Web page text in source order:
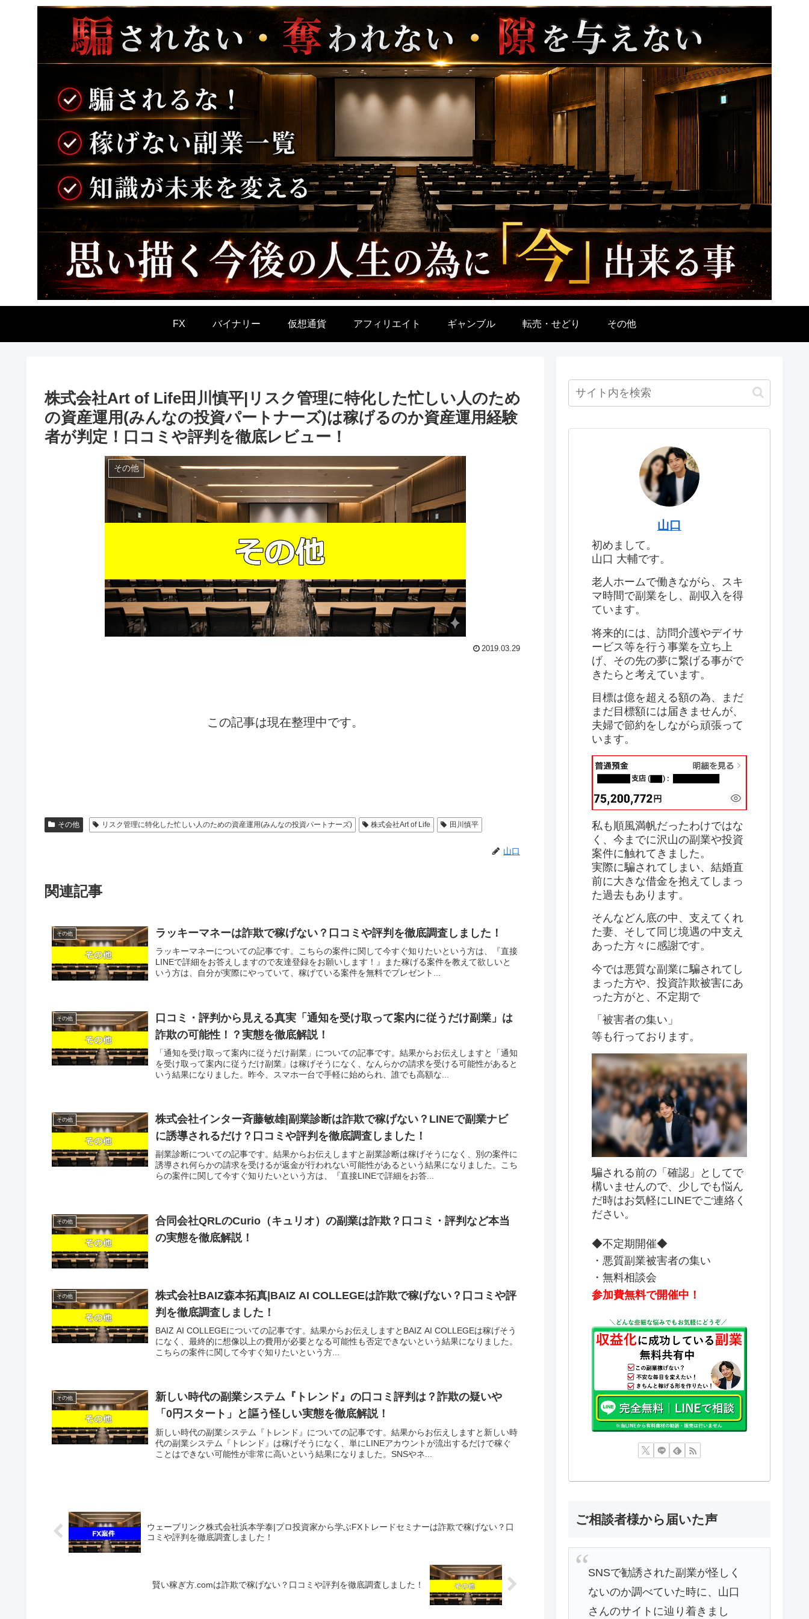
FX バイナリー 仮想通貨 アフィリエイト ギャンブル 転売・せどり その他
株式会社Art of Life田川慎平|リスク管理に特化した忙しい人のため
の資産運用(みんなの投資パートナーズ)は稼げるのか資産運用経験
者が判定！口コミや評判を徹底レビュー！
その他
2019.03.29
この記事は現在整理中です。
その他 リスク管理に特化した忙しい人のための資産運用(みんなの投資パートナーズ) 株式会社Art of Life 田川慎平
山口
関連記事
その他 ラッキーマネーは詐欺で稼げない？口コミや評判を徹底調査しました！
ラッキーマネーについての記事です。こちらの案件に関して今すぐ知りたいという方は、『直接
LINEで詳細をお答えしますので友達登録をお願いします！』また稼げる案件を教えて欲しいと
いう方は、自分が実際にやっていて、稼げている案件を無料でプレゼント...
その他
口コミ・評判から見える真実「通知を受け取って案内に従うだけ副業」は
詐欺の可能性！？実態を徹底解説！
「通知を受け取って案内に従うだけ副業」についての記事です。結果からお伝えしますと「通知
を受け取って案内に従うだけ副業」は稼げそうになく、なんらかの請求を受ける可能性があると
いう結果になりました。昨今、スマホ一台で手軽に始められ、誰でも高額な...
その他
株式会社インター斉藤敏雄|副業診断は詐欺で稼げない？LINEで副業ナビ
に誘導されるだけ？口コミや評判を徹底調査しました！
副業診断についての記事です。結果からお伝えしますと副業診断は稼げそうになく、別の案件に
誘導され何らかの請求を受けるが返金が行われない可能性があるという結果になりました。こち
らの案件に関して今すぐ知りたいという方は、『直接LINEで詳細をお答...
その他
合同会社QRLのCurio（キュリオ）の副業は詐欺？口コミ・評判など本当
の実態を徹底解説！
その他
株式会社BAIZ森本拓真|BAIZ AI COLLEGEは詐欺で稼げない？口コミや評
判を徹底調査しました！
BAIZ AI COLLEGEについての記事です。結果からお伝えしますとBAIZ AI COLLEGEは稼げそう
になく、最終的に想像以上の費用が必要となる可能性も否定できないという結果になりました。
こちらの案件に関して今すぐ知りたいという方...
その他
新しい時代の副業システム『トレンド』の口コミ評判は？詐欺の疑いや
「0円スタート」と謳う怪しい実態を徹底解説！
新しい時代の副業システム『トレンド』についての記事です。結果からお伝えしますと新しい時
代の副業システム『トレンド』は稼げそうになく、単にLINEアカウントが流出するだけで稼ぐ
ことはできない可能性が非常に高いという結果になりました。SNSやネ...
ウェーブリンク株式会社浜本学泰|プロ投資家から学ぶFXトレードセミナーは詐欺で稼げない？口
コミや評判を徹底調査しました！
賢い稼ぎ方.comは詐欺で稼げない？口コミや評判を徹底調査しました！
山口
初めまして。
山口 大輔です。
老人ホームで働きながら、スキ
マ時間で副業をし、副収入を得
ています。
将来的には、訪問介護やデイサ
ービス等を行う事業を立ち上
げ、その先の夢に繋げる事がで
きたらと考えています。
目標は億を超える額の為、まだ
まだ目標額には届きませんが、
夫婦で節約をしながら頑張って
います。
私も順風満帆だったわけではな
く、今までに沢山の副業や投資
案件に触れてきました。
実際に騙されてしまい、結婚直
前に大きな借金を抱えてしまっ
た過去もあります。
そんなどん底の中、支えてくれ
た妻、そして同じ境遇の中支え
あった方々に感謝です。
今では悪質な副業に騙されてし
まった方や、投資詐欺被害にあ
った方がと、不定期で
「被害者の集い」
等も行っております。
騙される前の「確認」としてで
構いませんので、少しでも悩ん
だ時はお気軽にLINEでご連絡く
ださい。
◆不定期開催◆
・悪質副業被害者の集い
・無料相談会
参加費無料で開催中！
ご相談者様から届いた声
SNSで勧誘された副業が怪しく
ないのか調べていた時に、山口
さんのサイトに辿り着きまし